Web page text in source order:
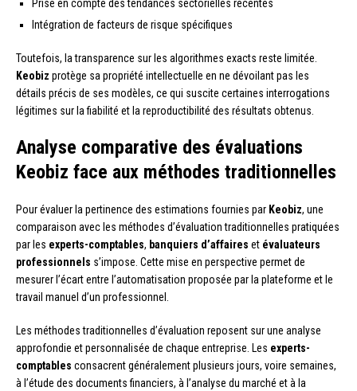
Prise en compte des tendances sectorielles récentes
Intégration de facteurs de risque spécifiques
Toutefois, la transparence sur les algorithmes exacts reste limitée.
Keobiz protège sa propriété intellectuelle en ne dévoilant pas les
détails précis de ses modèles, ce qui suscite certaines interrogations
légitimes sur la fiabilité et la reproductibilité des résultats obtenus.
Analyse comparative des évaluations
Keobiz face aux méthodes traditionnelles
Pour évaluer la pertinence des estimations fournies par Keobiz, une
comparaison avec les méthodes d’évaluation traditionnelles pratiquées
par les experts-comptables, banquiers d’affaires et évaluateurs
professionnels s’impose. Cette mise en perspective permet de
mesurer l’écart entre l’automatisation proposée par la plateforme et le
travail manuel d’un professionnel.
Les méthodes traditionnelles d’évaluation reposent sur une analyse
approfondie et personnalisée de chaque entreprise. Les experts-
comptables consacrent généralement plusieurs jours, voire semaines,
à l’étude des documents financiers, à l’analyse du marché et à la